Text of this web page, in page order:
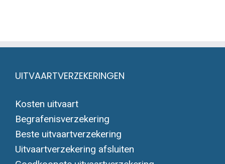
UITVAARTVERZEKERINGEN
Kosten uitvaart
Begrafenisverzekering
Beste uitvaartverzekering
Uitvaartverzekering afsluiten